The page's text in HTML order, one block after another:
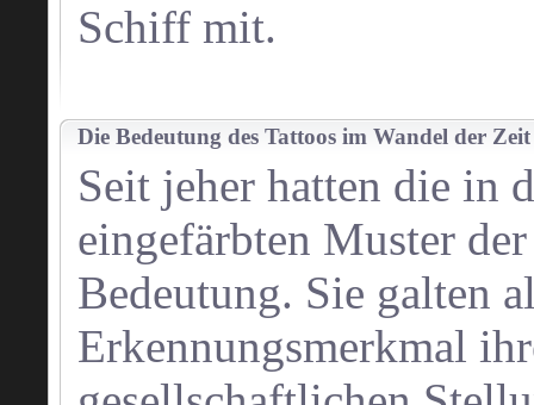
Schiff mit.
Die Bedeutung des Tattoos im Wandel der Zeit
Seit jeher hatten die in
eingefärbten Muster
Bedeutung. Sie galten
Erkennungsmerkmal